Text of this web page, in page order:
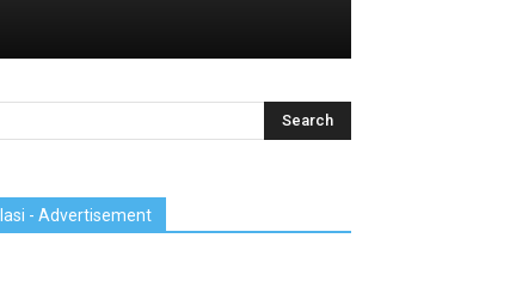
- Advertisement